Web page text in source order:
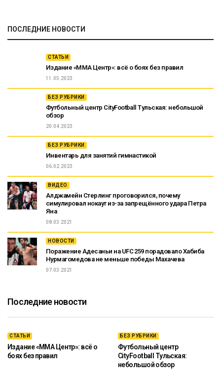
ПОСЛЕДНИЕ НОВОСТИ
СТАТЬИ
Издание «ММА Центр»: всё о боях без правил
11.05.2023
БЕЗ РУБРИКИ
Футбольный центр CityFootball Тульская: небольшой
обзор
20.04.2023
БЕЗ РУБРИКИ
Инвентарь для занятий гимнастикой
06.02.2023
ВИДЕО
Алджамейн Стерлинг проговорился, почему
симулировал нокаут из-за запрещённого удара Петра
Яна
08.03.2021
НОВОСТИ
Поражение Адесаньи на UFC 259 порадовало Хабиба
Нурмагомедова не меньше победы Махачева
07.03.2021
Последние новости
СТАТЬИ
Издание «ММА Центр»: всё о
боях без правил
БЕЗ РУБРИКИ
Футбольный центр
CityFootball Тульская:
небольшой обзор